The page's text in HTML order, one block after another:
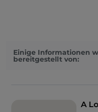
Einige Informationen
bereitgestellt von:
A